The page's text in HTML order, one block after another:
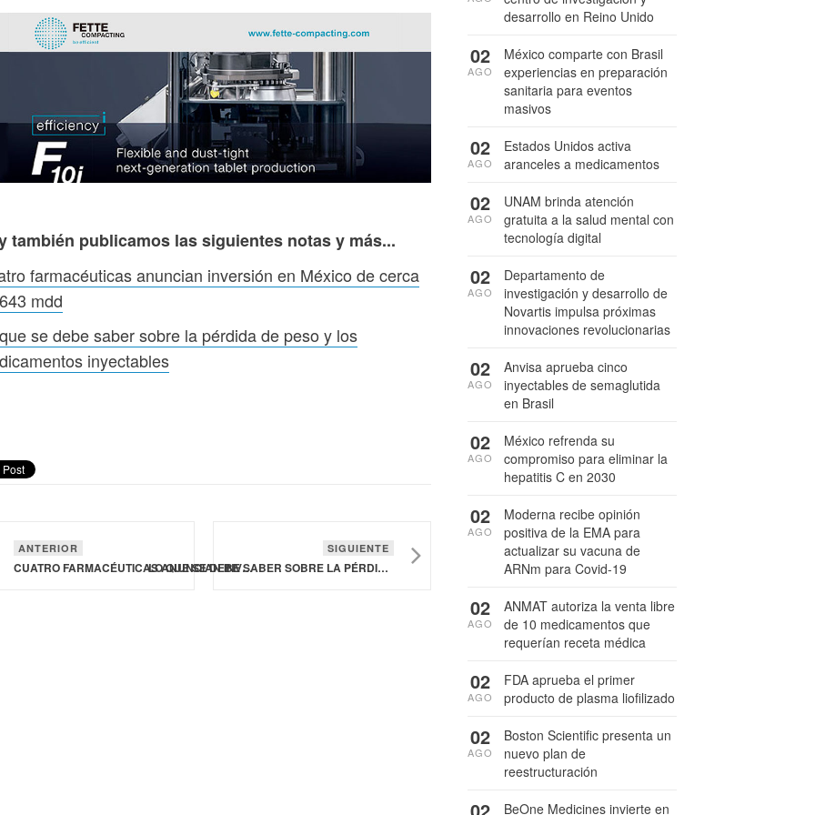
también publicamos las siguientes notas y más...
farmacéuticas anuncian inversión en México de cerca
mdd
se debe saber sobre la pérdida de peso y los
inyectables
ANTERIOR
CUATRO FARMACÉUTICAS ANUNCIAN INVERSIÓN EN MÉXICO DE CERCA DE 643 MDD
SIGUIENTE
LO QUE SE DEBE SABER SOBRE LA PÉRDIDA DE PESO Y LOS MEDICAMENTOS INYECTABLES
desarrollo en Reino Unido
México comparte con Brasil
experiencias en preparación
sanitaria para eventos
masivos
02
AGO
Estados Unidos activa
aranceles a medicamentos
02
AGO
UNAM brinda atención
gratuita a la salud mental con
tecnología digital
02
AGO
Departamento de
investigación y desarrollo de
Novartis impulsa próximas
innovaciones revolucionarias
02
AGO
Anvisa aprueba cinco
inyectables de semaglutida
en Brasil
02
AGO
México refrenda su
compromiso para eliminar la
hepatitis C en 2030
02
AGO
Moderna recibe opinión
positiva de la EMA para
actualizar su vacuna de
ARNm para Covid-19
02
AGO
ANMAT autoriza la venta libre
de 10 medicamentos que
requerían receta médica
02
AGO
FDA aprueba el primer
producto de plasma liofilizado
02
AGO
Boston Scientific presenta un
nuevo plan de
reestructuración
02
AGO
BeOne Medicines invierte en